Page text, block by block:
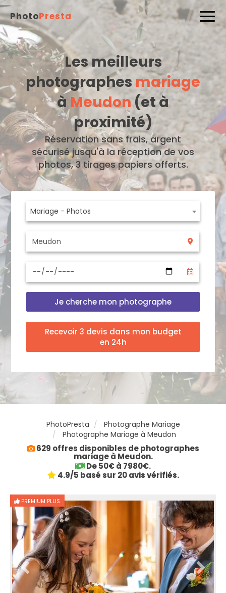
PhotoPresta
Les meilleurs
photographes mariage
à Meudon (et à
proximité)
Réservation sans frais, argent
sécurisé jusqu'à la réception de vos
photos, 3 tirages papiers offerts.
Mariage - Photos
Je cherche mon photographe
Recevoir 3 devis dans mon budget
en 24h
PhotoPresta
Photographe Mariage
Photographe Mariage à Meudon
629 offres disponibles de photographes
mariage à Meudon.
De 50€ à 7980€.
4.9/5 basé sur 20 avis vérifiés.
PREMIUM PLUS